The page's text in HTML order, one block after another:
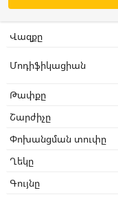
Վազքը
Մոդիֆիկացիան
Թափքը
Շարժիչը
Փոխանցման տուփը
Ղեկը
Գույնը